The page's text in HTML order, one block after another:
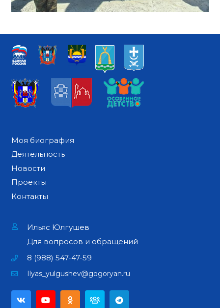
Моя биография
Деятельность
Новости
Проекты
Контакты
Ильяс Юлгушев
Для вопросов и обращений
8 (988) 547-47-59
Ilyas_yulgushev@gogoryan.ru